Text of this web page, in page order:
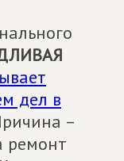
дел в
–
ремонт